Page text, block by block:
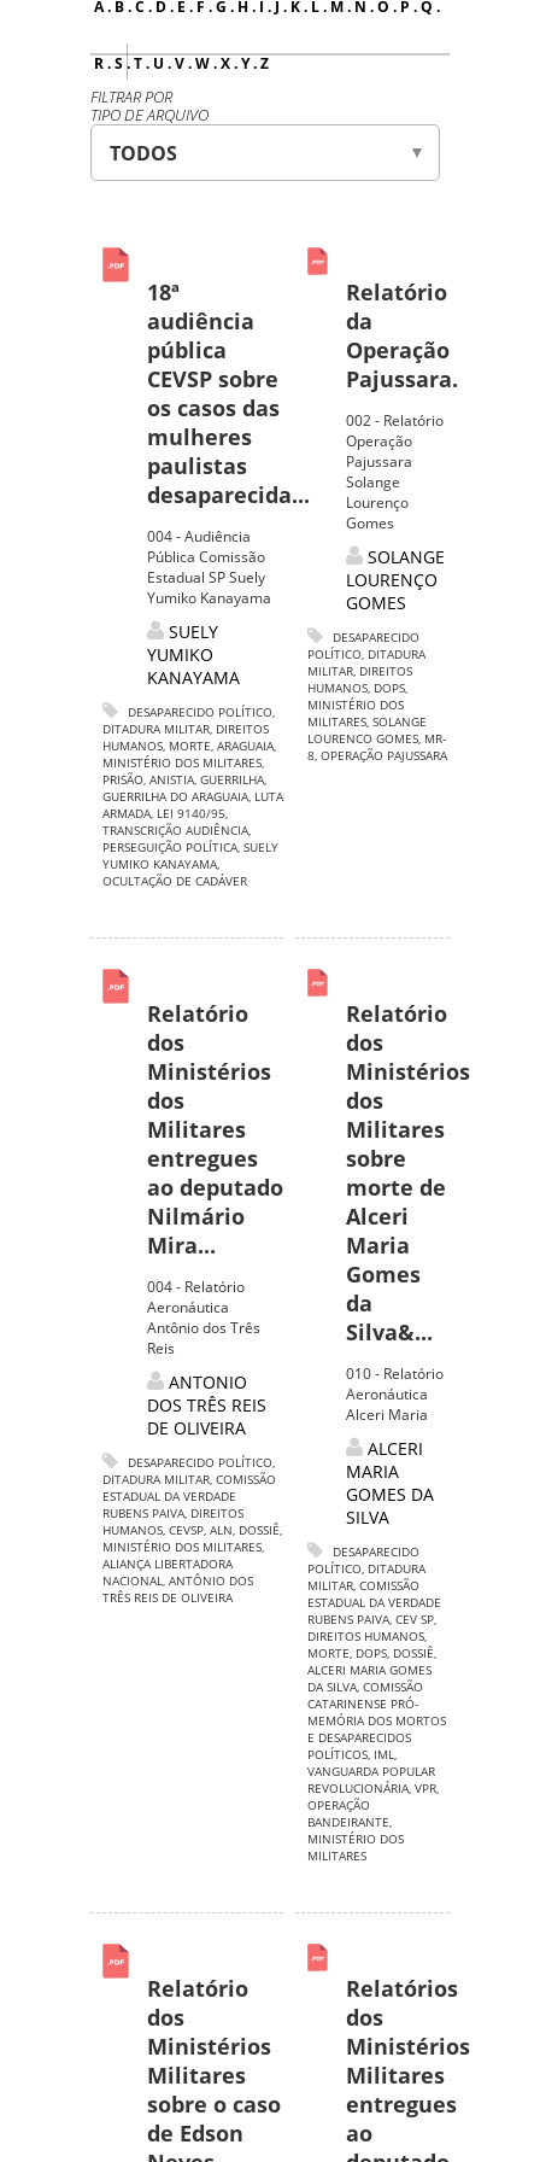
A. B.C . D. E . F .G . H. I . J . K. L. M. N .O . P .Q .
R.S .T. U .V.W.X.Y.Z
FILTRAR POR
TIPO DE ARQUIVO
18ª
audiência
pública
CEVSP sobre
os casos das
mulheres
paulistas
desaparecida...
004 - Audiência
Pública Comissão
Estadual SP Suely
Yumiko Kanayama
SUELY
YUMIKO
KANAYAMA
DESAPARECIDO POLÍTICO,
DITADURA MILITAR, DIREITOS
HUMANOS, MORTE, ARAGUAIA,
MINISTÉRIO DOS MILITARES,
PRISÃO, ANISTIA, GUERRILHA,
GUERRILHA DO ARAGUAIA, LUTA
ARMADA, LEI 9140/95,
TRANSCRIÇÃO AUDIÊNCIA,
PERSEGUIÇÃO POLÍTICA, SUELY
YUMIKO KANAYAMA,
OCULTAÇÃO DE CADÁVER
Relatório
da
Operação
Pajussara.
002 - Relatório
Operação
Pajussara
Solange
Lourenço
Gomes
SOLANGE
LOURENÇO
GOMES
DESAPARECIDO
POLÍTICO, DITADURA
MILITAR, DIREITOS
HUMANOS, DOPS,
MINISTÉRIO DOS
MILITARES, SOLANGE
LOURENCO GOMES, MR-
8, OPERAÇÃO PAJUSSARA
Relatório
dos
Ministérios
dos
Militares
entregues
ao deputado
Nilmário
Mira...
004 - Relatório
Aeronáutica
Antônio dos Três
Reis
ANTONIO
DOS TRÊS REIS
DE OLIVEIRA
DESAPARECIDO POLÍTICO,
DITADURA MILITAR, COMISSÃO
ESTADUAL DA VERDADE
RUBENS PAIVA, DIREITOS
HUMANOS, CEVSP, ALN, DOSSIÊ,
MINISTÉRIO DOS MILITARES,
ALIANÇA LIBERTADORA
NACIONAL, ANTÔNIO DOS
TRÊS REIS DE OLIVEIRA
Relatório
dos
Ministérios
dos
Militares
sobre
morte de
Alceri
Maria
Gomes
da
Silva&...
010 - Relatório
Aeronáutica
Alceri Maria
ALCERI
MARIA
GOMES DA
SILVA
DESAPARECIDO
POLÍTICO, DITADURA
MILITAR, COMISSÃO
ESTADUAL DA VERDADE
RUBENS PAIVA, CEV SP,
DIREITOS HUMANOS,
MORTE, DOPS, DOSSIÊ,
ALCERI MARIA GOMES
DA SILVA, COMISSÃO
CATARINENSE PRÓ-
MEMÓRIA DOS MORTOS
E DESAPARECIDOS
POLÍTICOS, IML,
VANGUARDA POPULAR
REVOLUCIONÁRIA, VPR,
OPERAÇÃO
BANDEIRANTE,
MINISTÉRIO DOS
MILITARES
Relatório
dos
Ministérios
Militares
sobre o caso
de Edson
Relatórios
dos
Ministérios
Militares
entregues
ao